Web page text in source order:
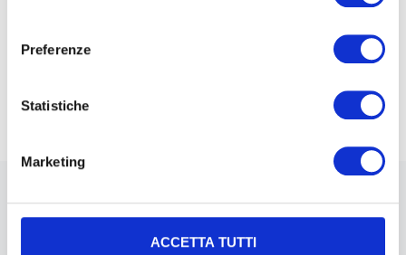
Preferenze
Statistiche
Marketing
ACCETTA TUTTI
nodo digitale
strategico
nel cuore pulsante delle reti del
News